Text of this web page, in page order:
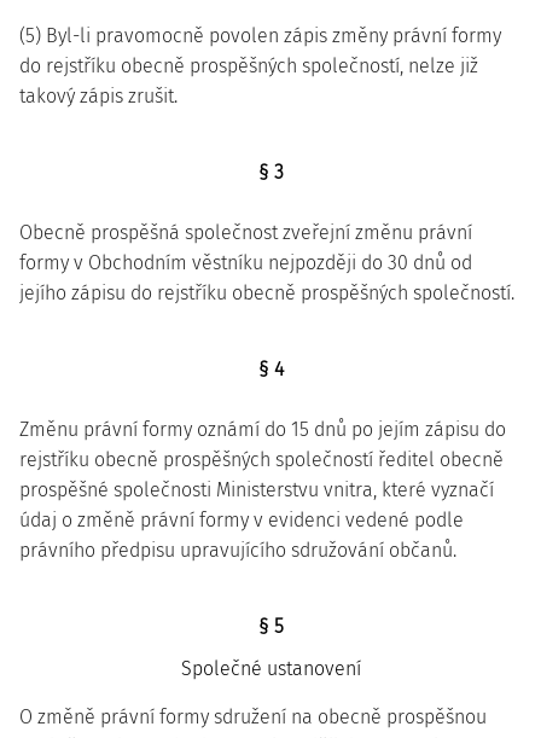
(5) Byl-li pravomocně povolen zápis změny právní formy
do rejstříku obecně prospěšných společností, nelze již
takový zápis zrušit.
§ 3
Obecně prospěšná společnost zveřejní změnu právní
formy v Obchodním věstníku nejpozději do 30 dnů od
jejího zápisu do rejstříku obecně prospěšných společností.
§ 4
Změnu právní formy oznámí do 15 dnů po jejím zápisu do
rejstříku obecně prospěšných společností ředitel obecně
prospěšné společnosti Ministerstvu vnitra, které vyznačí
údaj o změně právní formy v evidenci vedené podle
právního předpisu upravujícího sdružování občanů.
§ 5
Společné ustanovení
O změně právní formy sdružení na obecně prospěšnou